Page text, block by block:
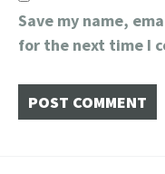
Save my name,
for the next time I